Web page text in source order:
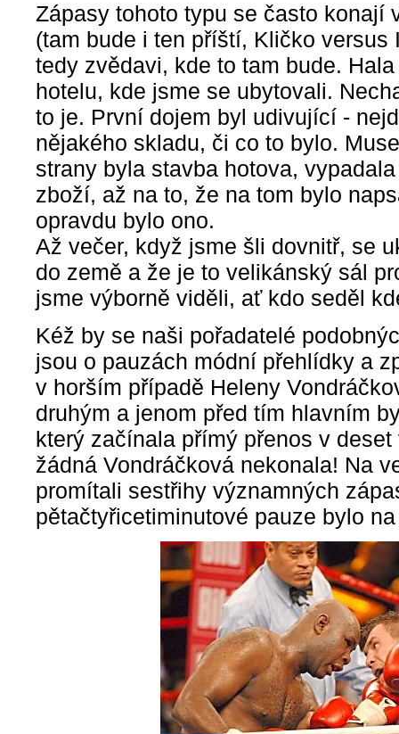
Zápasy tohoto typu se často konají
(tam bude i ten příští, Kličko versus
tedy zvědavi, kde to tam bude.
hotelu, kde jsme se ubytovali.
to je. První dojem byl udivující -
nějakého skladu, či co to bylo.
strany byla stavba hotova,
zboží, až na to, že na tom bylo
opravdu bylo ono.
Až večer, když jsme šli dovnitř, se
do země a že je to velikánský sál
jsme výborně viděli, ať kdo seděl
Kéž by se naši pořadatelé
jsou o pauzách módní přehlídky a
v horším případě Heleny
druhým a jenom před tím hlavním
který začínala přímý přenos v
žádná Vondráčková nekonala! Na
promítali sestřihy významných
pětačtyřicetiminutové pauze bylo